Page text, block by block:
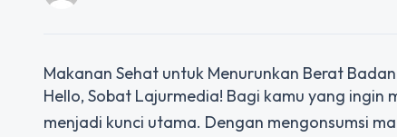
Makanan Sehat untuk Menurunkan Berat Badan
Hello, Sobat Lajurmedia! Bagi kamu yang
menjadi kunci utama. Dengan mengonsumsi